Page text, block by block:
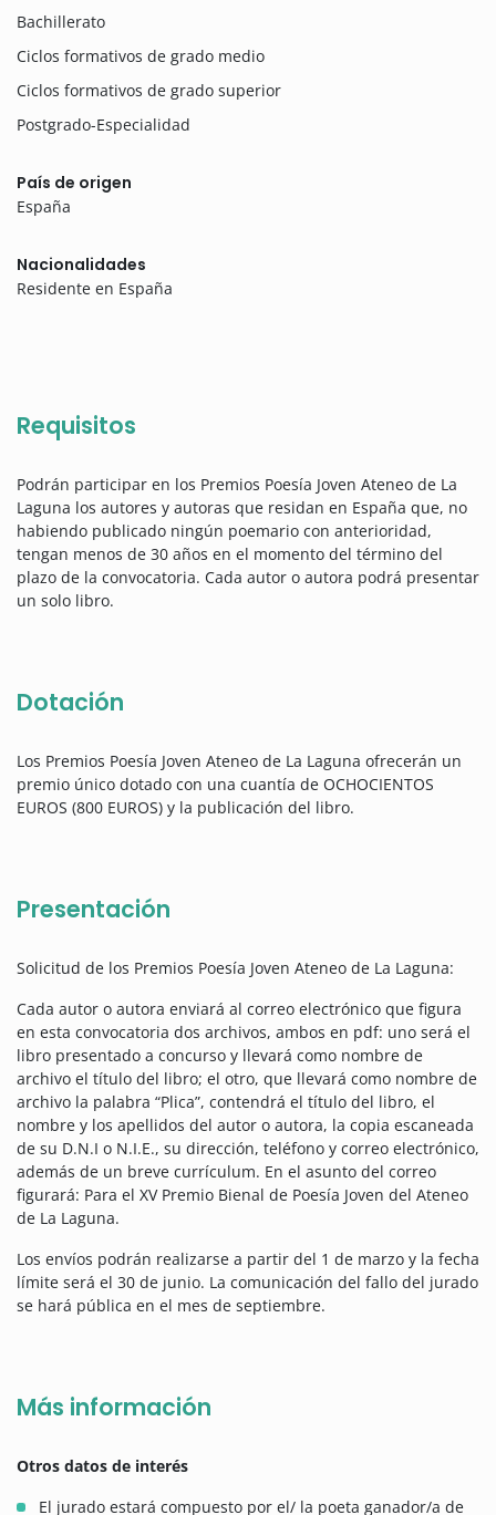
Bachillerato
Ciclos formativos de grado medio
Ciclos formativos de grado superior
Postgrado-Especialidad
País de origen
España
Nacionalidades
Residente en España
Requisitos
Podrán participar en los Premios Poesía Joven Ateneo de La
Laguna los autores y autoras que residan en España que, no
habiendo publicado ningún poemario con anterioridad,
tengan menos de 30 años en el momento del término del
plazo de la convocatoria. Cada autor o autora podrá presentar
un solo libro.
Dotación
Los Premios Poesía Joven Ateneo de La Laguna ofrecerán un
premio único dotado con una cuantía de OCHOCIENTOS
EUROS (800 EUROS) y la publicación del libro.
Presentación
Solicitud de los Premios Poesía Joven Ateneo de La Laguna:
Cada autor o autora enviará al correo electrónico que figura
en esta convocatoria dos archivos, ambos en pdf: uno será el
libro presentado a concurso y llevará como nombre de
archivo el título del libro; el otro, que llevará como nombre de
archivo la palabra “Plica”, contendrá el título del libro, el
nombre y los apellidos del autor o autora, la copia escaneada
de su D.N.I o N.I.E., su dirección, teléfono y correo electrónico,
además de un breve currículum. En el asunto del correo
figurará: Para el XV Premio Bienal de Poesía Joven del Ateneo
de La Laguna.
Los envíos podrán realizarse a partir del 1 de marzo y la fecha
límite será el 30 de junio. La comunicación del fallo del jurado
se hará pública en el mes de septiembre.
Más información
Otros datos de interés
El jurado estará compuesto por el/ la poeta ganador/a de